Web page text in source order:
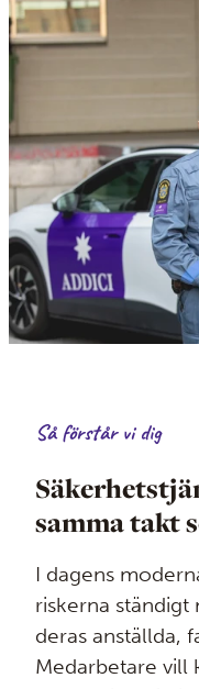
Så förstår vi dig
samma takt
I dagens
riskerna
deras anställda,
Medarbetare vill